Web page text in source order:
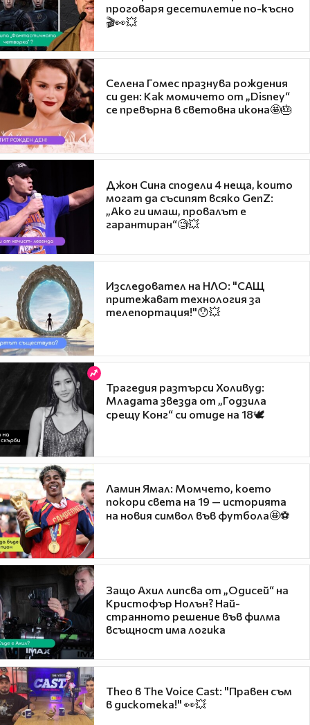
проговаря десетилетие по-късно
🎬👀💥
Селена Гомес празнува рождения
си ден: Как момичето от „Disney“
се превърна в световна икона🤩🎂
Джон Сина сподели 4 неща, които
могат да съсипят всяко GenZ:
„Ако ги имаш, провалът е
гарантиран“🧐💥
Изследовател на НЛО: "САЩ
притежават технология за
телепортация!"😯💥
Трагедия разтърси Холивуд:
Младата звезда от „Годзила
срещу Конг“ си отиде на 18🕊️
Ламин Ямал: Момчето, което
покори света на 19 — историята
на новия символ във футбола🤩⚽
Защо Ахил липсва от „Одисей“ на
Кристофър Нолън? Най-
странното решение във филма
всъщност има логика
Theo в The Voice Cast: "Правен съм
в дискотека!" 👀💥